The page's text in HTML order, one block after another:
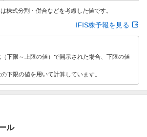
株式分割・併合などを考慮した値です。
IFIS株予報を見る
下限～上限の値）で開示された場合、下限の値
下限の値を用いて計算しています。
ル